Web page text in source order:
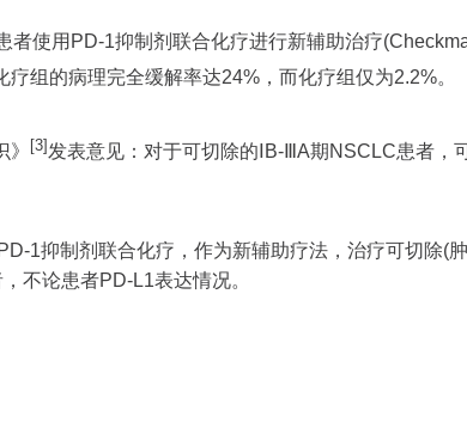
者使用PD-1抑制剂联合化疗进行新辅助治疗
组的病理完全缓解率达24%，而化疗组仅为2.2%。
[3]发表意见：对于可切除的ⅠB-ⅢA期NSCLC患者，
1抑制剂联合化疗，作为新辅助疗法，治疗可切除(
不论患者PD-L1表达情况。